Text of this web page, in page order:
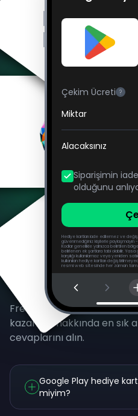
Çekim Ücreti ?
Miktar
Alacaksınız
Siparişimin
olduğunu
Hediye kartları iade edilemez ve
güvenmediğiniz kişilerle paylaşmayın -
Kodlar genellikle yalnızca belirtilen
belirlenen ek şartlara tabi olabilir. Yasa
karşılığı kullanılamaz veya yeniden
kullanılan hediye kartları
resmi web sitesinde her zaman tam
Sık Sorulan
Freecash kullanımı ve
kazanma hakkında en sık
cevaplarını alın.
Google Play hediye
miyim?